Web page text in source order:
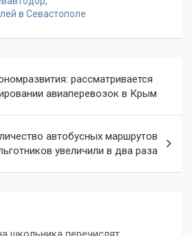
в Севастополе
рассматривается
авиаперевозок в Крым
автобусных маршрутов
увеличили в два раза